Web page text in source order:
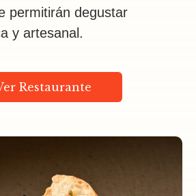
permitirán degustar
y artesanal.
Restaurante